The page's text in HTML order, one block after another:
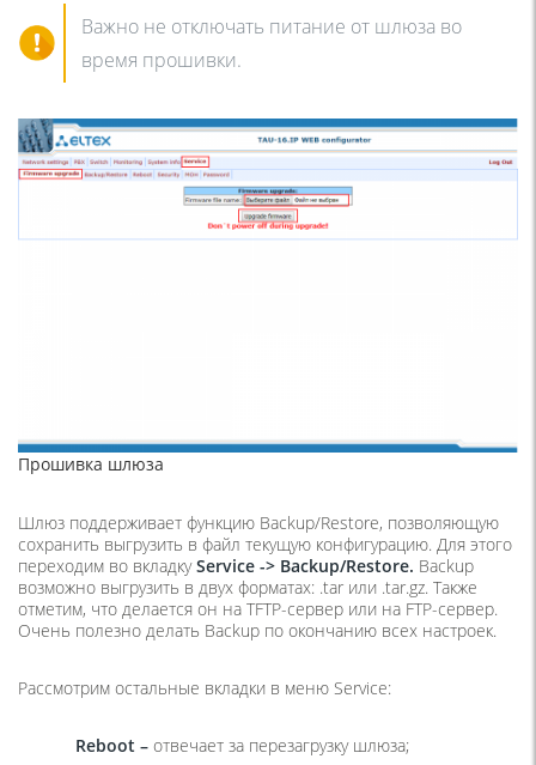
Важно не отключать питание от шлюза во
время прошивки.
Прошивка шлюза
Шлюз поддерживает функцию Backup/Restore, позволяющую
сохранить выгрузить в файл текущую конфигурацию. Для этого
переходим во вкладкуService -> Backup/Restore. Backup
возможно выгрузить в двух форматах: .tar или .tar.gz. Также
отметим, что делается он на TFTP-сервер или на FTP-сервер.
Очень полезно делать Backup по окончанию всех настроек.
Рассмотрим остальные вкладки в меню Service:
Reboot – отвечает за перезагрузку шлюза;